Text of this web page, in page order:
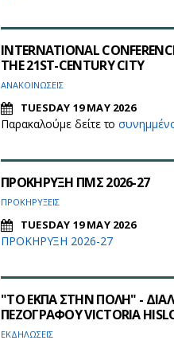
INTERNATIONAL
THE 21ST-CENTURY CITY
ΑΝΑΚΟΙΝΩΣΕΙΣ
TUESDAY 19 MAY 2026
Παρακαλούμε δείτε το
ΠΡΟΚΗΡΥΞΗ ΠΜΣ 2026-27
ΠΡΟΚΗΡΥΞΕΙΣ
TUESDAY 19 MAY 2026
ΠΡΟΚΗΡΥΞΗ 2026-27
"ΤΟ ΕΚΠΑ ΣΤΗΝ ΠΟΛΗ" -
ΠΕΖΟΓΡΑΦΟΥ VICTORIA
EΚΔΗΛΩΣΕΙΣ